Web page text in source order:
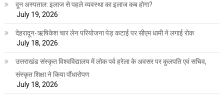
दून अस्पताल: इलाज से पहले व्यवस्था का इलाज कब होगा?
July 19, 2026
देहरादून-ऋषिकेश चार लेन परियोजना पेड़ कटाई पर सीएम धामी ने लगाई रोक
July 18, 2026
उत्तराखंड संस्कृत विश्वविद्यालय में लोक पर्व हरेला के अवसर पर कुलपति एवं सचिव,
संस्कृत शिक्षा ने किया पौंधारोपण
July 18, 2026